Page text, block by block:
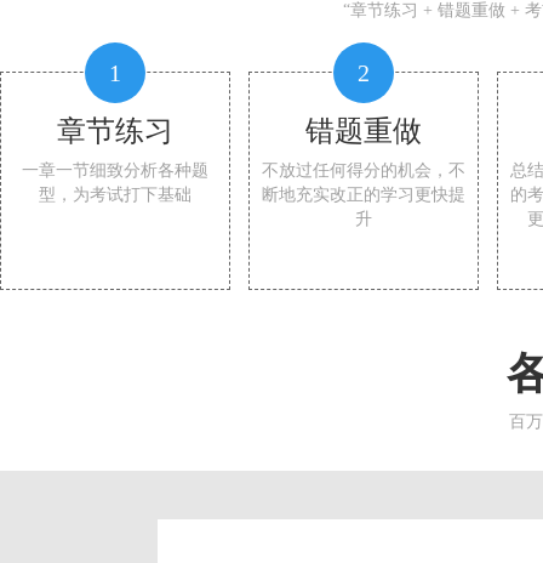
“章节练习 + 错题重做 +
1
章节练习
一章一节细致分析各种题
型，为考试打下基础
2
错题重做
不放过任何得分的机会，不
断地充实改正的学习更快提
升
总
的
百